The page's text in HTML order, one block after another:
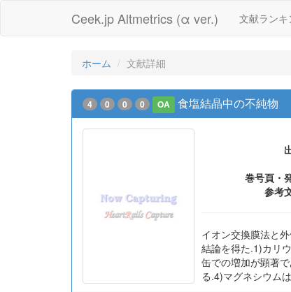
Ceek.jp Altmetrics (α ver.) 文献ランキ
ホーム 文献詳細
4 0 0 0 OA 食塩結晶中の不純物
巻号頁・
参考
イオン交換膜法と
結論を得た.1)カリ
缶での増加が顕著
る.4)マグネシウム